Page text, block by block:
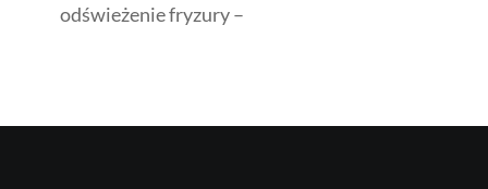
odświeżenie fryzury –